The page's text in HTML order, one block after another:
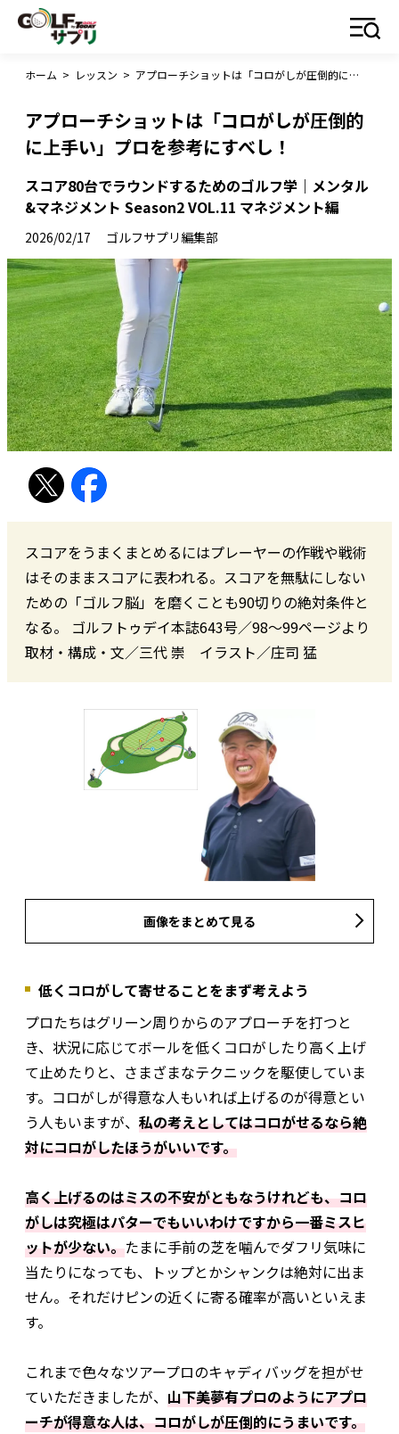
ホーム > レッスン > アプローチショットは「コロがしが圧倒的に上手い」プロを参考にすべし！
アプローチショットは「コロがしが圧倒的
に上手い」プロを参考にすべし！
スコア80台でラウンドするためのゴルフ学｜メンタル
&マネジメント Season2 VOL.11 マネジメント編
2026/02/17 ゴルフサプリ編集部
スコアをうまくまとめるにはプレーヤーの作戦や戦術
はそのままスコアに表われる。スコアを無駄にしない
ための「ゴルフ脳」を磨くことも90切りの絶対条件と
なる。 ゴルフトゥデイ本誌643号／98〜99ページより
取材・構成・文／三代 崇 イラスト／庄司 猛
画像をまとめて見る
低くコロがして寄せることをまず考えよう
プロたちはグリーン周りからのアプローチを打つと
き、状況に応じてボールを低くコロがしたり高く上げ
て止めたりと、さまざまなテクニックを駆使していま
す。コロがしが得意な人もいれば上げるのが得意とい
う人もいますが、 私の考えとしてはコロがせるなら絶
対にコロがしたほうがいいです。
高く上げるのはミスの不安がともなうけれども、コロ
がしは究極はパターでもいいわけですから一番ミスヒ
ットが少ない。たまに手前の芝を噛んでダフリ気味に
当たりになっても、トップとかシャンクは絶対に出ま
せん。それだけピンの近くに寄る確率が高いといえま
す。
これまで色々なツアープロのキャディバッグを担がせ
ていただきましたが、 山下美夢有プロのようにアプロ
ーチが得意な人は、コロがしが圧倒的にうまいです。